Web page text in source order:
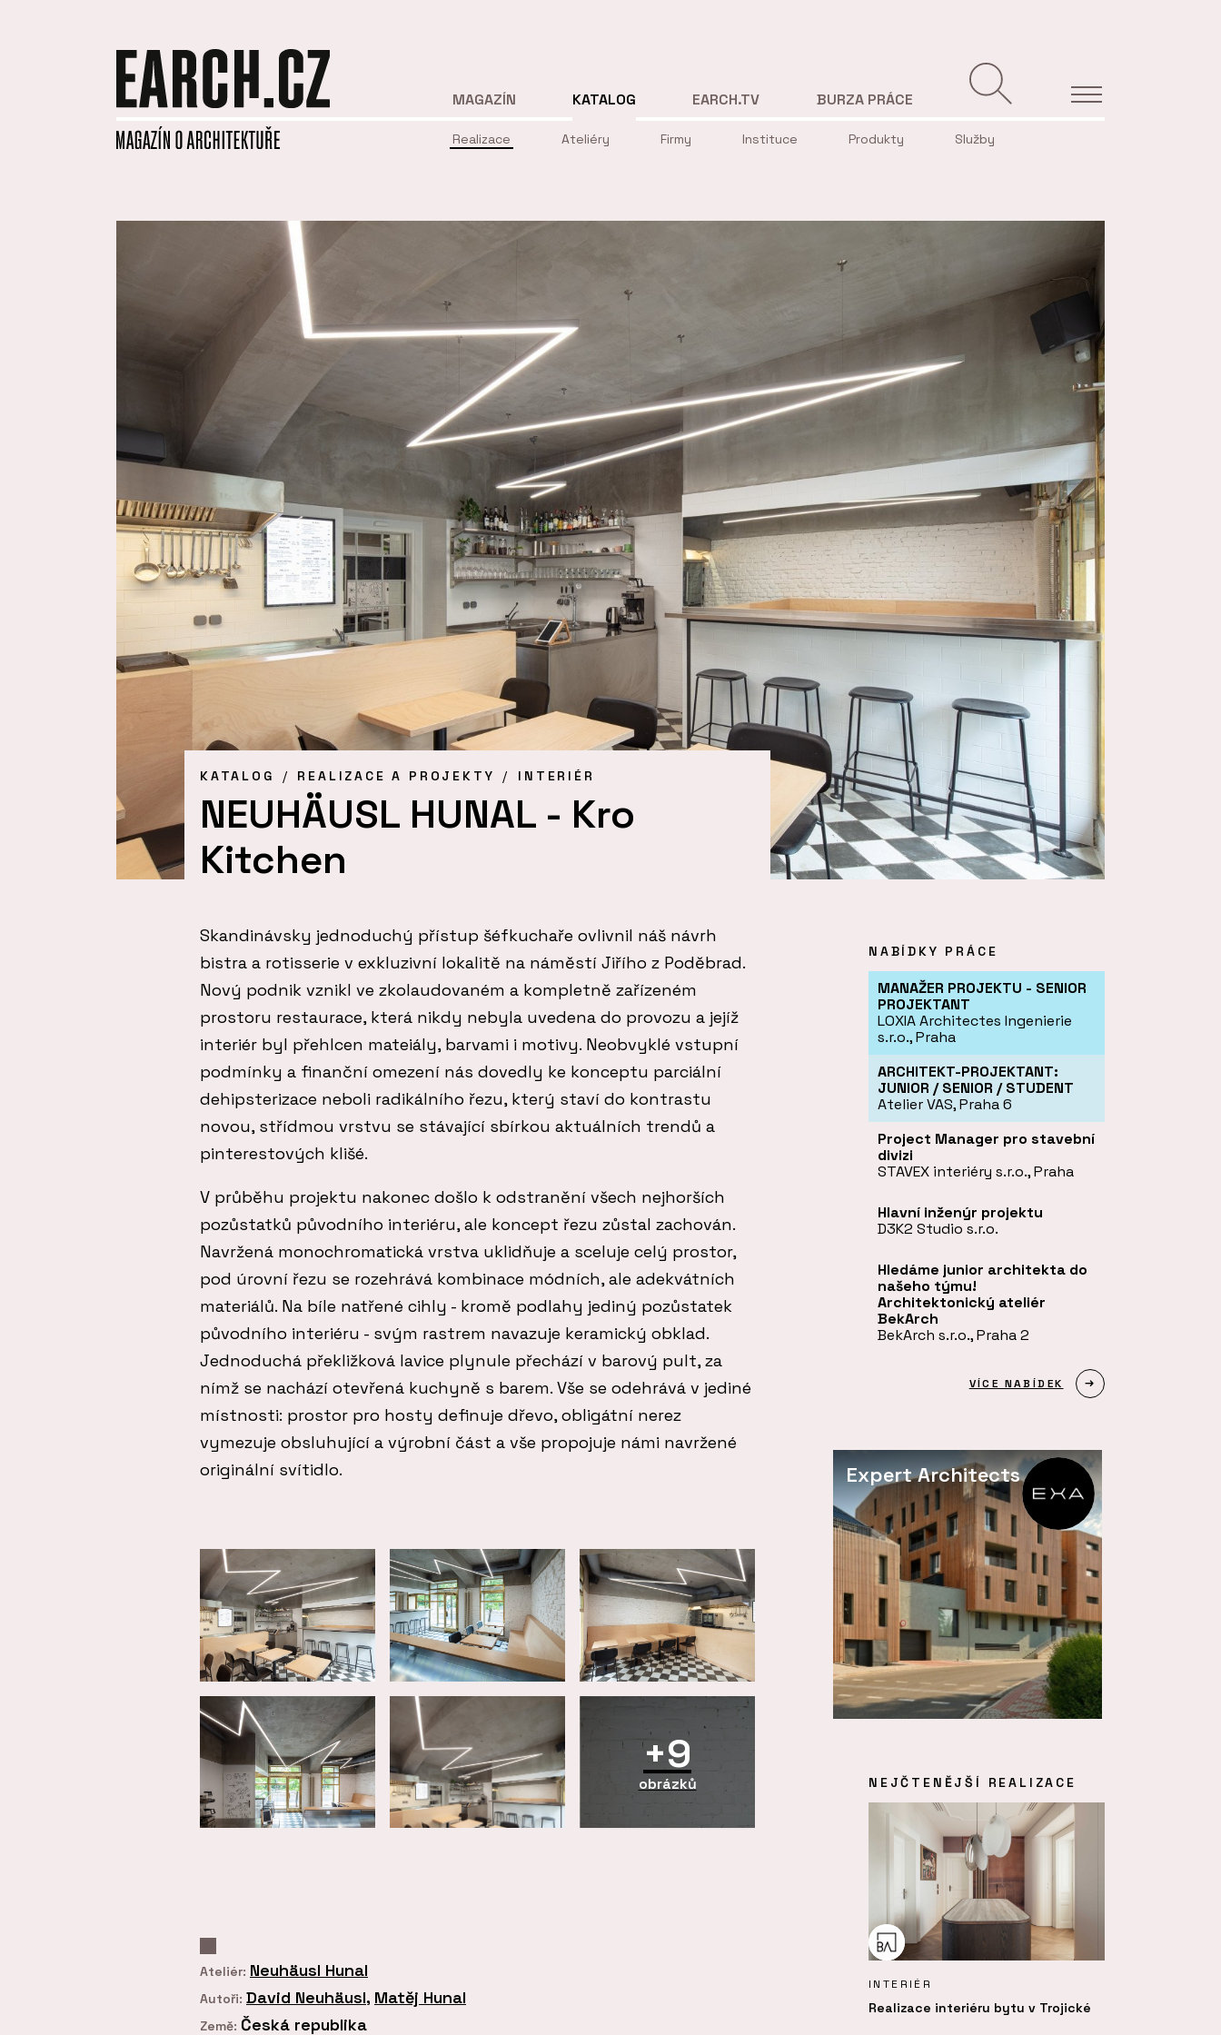
MAGAZÍN KATALOG
Realizace Ateliéry Firmy Instituce Produkty Služby
EARCH.TV BURZA PRÁCE
KATALOG REALIZACE A PROJEKTY INTERIÉR
NEUHÄUSL HUNAL - Kro
Kitchen
Skandinávsky jednoduchý přístup šéfkuchaře ovlivnil náš návrh
bistra a rotisserie v exkluzivní lokalitě na náměstí Jiřího z Poděbrad.
Nový podnik vznikl ve zkolaudovaném a kompletně zařízeném
prostoru restaurace, která nikdy nebyla uvedena do provozu a jejíž
interiér byl přehlcen mateiály, barvami i motivy. Neobvyklé vstupní
podmínky a finanční omezení nás dovedly ke konceptu parciální
dehipsterizace neboli radikálního řezu, který staví do kontrastu
novou, střídmou vrstvu se stávající sbírkou aktuálních trendů a
pinterestových klišé.
V průběhu projektu nakonec došlo k odstranění všech nejhorších
pozůstatků původního interiéru, ale koncept řezu zůstal zachován.
Navržená monochromatická vrstva uklidňuje a sceluje celý prostor,
pod úrovní řezu se rozehrává kombinace módních, ale adekvátních
materiálů. Na bíle natřené cihly - kromě podlahy jediný pozůstatek
původního interiéru - svým rastrem navazuje keramický obklad.
Jednoduchá překližková lavice plynule přechází v barový pult, za
nímž se nachází otevřená kuchyně s barem. Vše se odehrává v jediné
místnosti: prostor pro hosty definuje dřevo, obligátní nerez
vymezuje obsluhující a výrobní část a vše propojuje námi navržené
originální svítidlo.
+9
obrázků
Ateliér: Neuhäusl Hunal
Autoři: David Neuhäusl, Matěj Hunal
Země: Česká republika
NABÍDKY PRÁCE
MANAŽER PROJEKTU - SENIOR
PROJEKTANT
LOXIA Architectes Ingenierie
s.r.o., Praha
ARCHITEKT-PROJEKTANT:
JUNIOR / SENIOR / STUDENT
Atelier VAS, Praha 6
Project Manager pro stavební
divizi
STAVEX interiéry s.r.o., Praha
Hlavní inženýr projektu
D3K2 Studio s.r.o.
Hledáme junior architekta do
našeho týmu!
Architektonický ateliér
BekArch
BekArch s.r.o., Praha 2
VÍCE NABÍDEK
Expert Architects
NEJČTENĚJŠÍ REALIZACE
INTERIÉR
Realizace interiéru bytu v Trojické